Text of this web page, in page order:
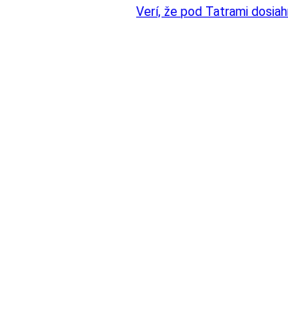
Verí, že pod Tatrami